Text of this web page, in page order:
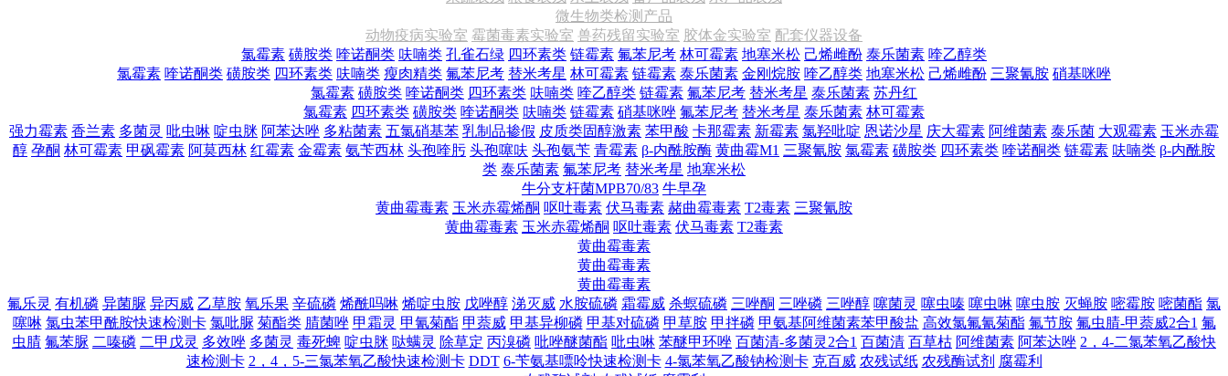
微生物类检测产品
动物疫病实验室 霉菌毒素实验室 兽药残留实验室 胶体金实验室 配套仪器设备
氯霉素 磺胺类 喹诺酮类 呋喃类 孔雀石绿 四环素类 链霉素 氟苯尼考 林可霉素 地塞米松 己烯雌酚 泰乐菌素 喹乙醇类
氯霉素 喹诺酮类 磺胺类 四环素类 呋喃类 瘦肉精类 氟苯尼考 替米考星 林可霉素 链霉素 泰乐菌素 金刚烷胺 喹乙醇类 地塞米松 己烯雌酚 三聚氰胺 硝基咪唑
氯霉素 磺胺类 喹诺酮类 四环素类 呋喃类 喹乙醇类 链霉素 氟苯尼考 替米考星 泰乐菌素 苏丹红
氯霉素 四环素类 磺胺类 喹诺酮类 呋喃类 链霉素 硝基咪唑 氟苯尼考 替米考星 泰乐菌素 林可霉素
强力霉素 香兰素 多菌灵 吡虫啉 啶虫脒 阿苯达唑 多粘菌素 五氯硝基苯 乳制品掺假 皮质类固醇激素 苯甲酸 卡那霉素 新霉素 氯羟吡啶 恩诺沙星 庆大霉素 阿维菌素 泰乐菌 大观霉素 玉米赤霉
醇 孕酮 林可霉素 甲砜霉素 阿莫西林 红霉素 金霉素 氨苄西林 头孢喹肟 头孢噻呋 头孢氨苄 青霉素 β-内酰胺酶 黄曲霉M1 三聚氰胺 氯霉素 磺胺类 四环素类 喹诺酮类 链霉素 呋喃类 β-内酰胺
类 泰乐菌素 氟苯尼考 替米考星 地塞米松
牛分支杆菌MPB70/83 牛早孕
黄曲霉毒素 玉米赤霉烯酮 呕吐毒素 伏马毒素 赭曲霉毒素 T2毒素 三聚氰胺
黄曲霉毒素 玉米赤霉烯酮 呕吐毒素 伏马毒素 T2毒素
黄曲霉毒素
黄曲霉毒素
黄曲霉毒素
氟乐灵 有机磷 异菌脲 异丙威 乙草胺 氧乐果 辛硫磷 烯酰吗啉 烯啶虫胺 戊唑醇 涕灭威 水胺硫磷 霜霉威 杀螟硫磷 三唑酮 三唑磷 三唑醇 噻菌灵 噻虫嗪 噻虫啉 噻虫胺 灭蝇胺 嘧霉胺 嘧菌酯 氯
噻啉 氯虫苯甲酰胺快速检测卡 氯吡脲 菊酯类 腈菌唑 甲霜灵 甲氰菊酯 甲萘威 甲基异柳磷 甲基对硫磷 甲草胺 甲拌磷 甲氨基阿维菌素苯甲酸盐 高效氯氟氰菊酯 氟节胺 氟虫腈-甲萘威2合1 氟
虫腈 氟苯脲 二嗪磷 二甲戊灵 多效唑 多菌灵 毒死蜱 啶虫脒 哒螨灵 除草定 丙溴磷 吡唑醚菌酯 吡虫啉 苯醚甲环唑 百菌清-多菌灵2合1 百菌清 百草枯 阿维菌素 阿苯达唑 2，4-二氯苯氧乙酸快
速检测卡 2，4，5-三氯苯氧乙酸快速检测卡 DDT 6-苄氨基嘌呤快速检测卡 4-氯苯氧乙酸钠检测卡 克百威 农残试纸 农残酶试剂 腐霉利